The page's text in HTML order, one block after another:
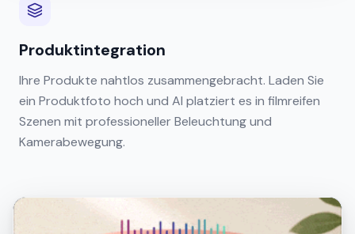
Produktintegration
Ihre Produkte nahtlos zusammengebracht. Laden Sie
ein Produktfoto hoch und AI platziert es in filmreifen
Szenen mit professioneller Beleuchtung und
Kamerabewegung.